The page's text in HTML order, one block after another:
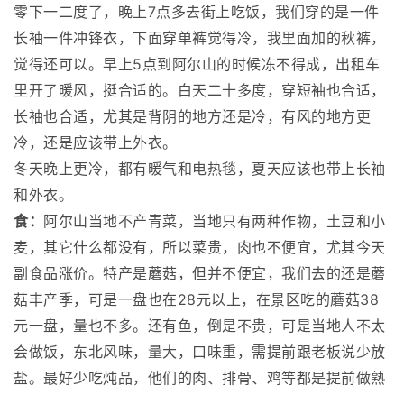
零下一二度了，晚上7点多去街上吃饭，我们穿的是一件
长袖一件冲锋衣，下面穿单裤觉得冷，我里面加的秋裤，
觉得还可以。早上5点到阿尔山的时候冻不得成，出租车
里开了暖风，挺合适的。白天二十多度，穿短袖也合适，
长袖也合适，尤其是背阴的地方还是冷，有风的地方更
冷，还是应该带上外衣。
冬天晚上更冷，都有暖气和电热毯，夏天应该也带上长袖
和外衣。
食： 阿尔山当地不产青菜，当地只有两种作物，土豆和小
麦，其它什么都没有，所以菜贵，肉也不便宜，尤其今天
副食品涨价。特产是蘑菇，但并不便宜，我们去的还是蘑
菇丰产季，可是一盘也在28元以上，在景区吃的蘑菇38
元一盘，量也不多。还有鱼，倒是不贵，可是当地人不太
会做饭，东北风味，量大，口味重，需提前跟老板说少放
盐。最好少吃炖品，他们的肉、排骨、鸡等都是提前做熟